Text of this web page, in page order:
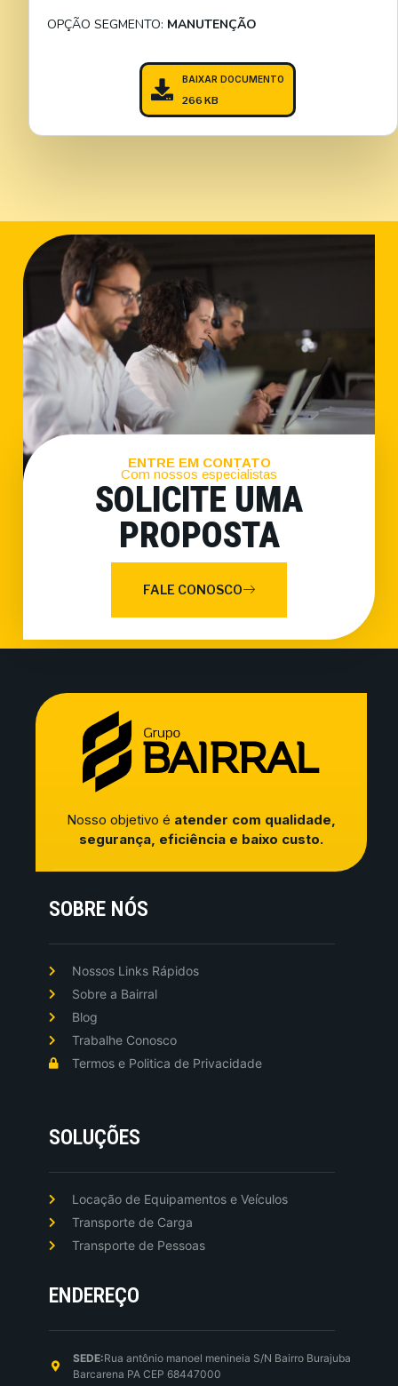
OPÇÃO SEGMENTO: MANUTENÇÃO
BAIXAR DOCUMENTO
266 KB
ENTRE EM CONTATO
Com nossos especialistas
SOLICITE UMA
PROPOSTA
FALE CONOSCO
Nosso objetivo é atender com qualidade,
segurança, eficiência e baixo custo.
SOBRE NÓS
Nossos Links Rápidos
Sobre a Bairral
Blog
Trabalhe Conosco
Termos e Politica de Privacidade
SOLUÇÕES
Locação de Equipamentos e Veículos
Transporte de Carga
Transporte de Pessoas
ENDEREÇO
SEDE:Rua antônio manoel menineia S/N Bairro Burajuba
Barcarena PA CEP 68447000